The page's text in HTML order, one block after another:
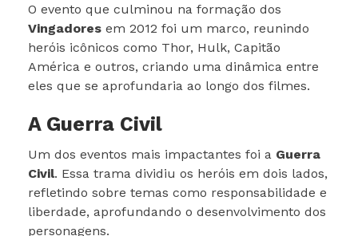
O evento que culminou na formação dos
Vingadores em 2012 foi um marco, reunindo
heróis icônicos como Thor, Hulk, Capitão
América e outros, criando uma dinâmica entre
eles que se aprofundaria ao longo dos filmes.
A Guerra Civil
Um dos eventos mais impactantes foi a Guerra
Civil. Essa trama dividiu os heróis em dois lados,
refletindo sobre temas como responsabilidade e
liberdade, aprofundando o desenvolvimento dos
personagens.